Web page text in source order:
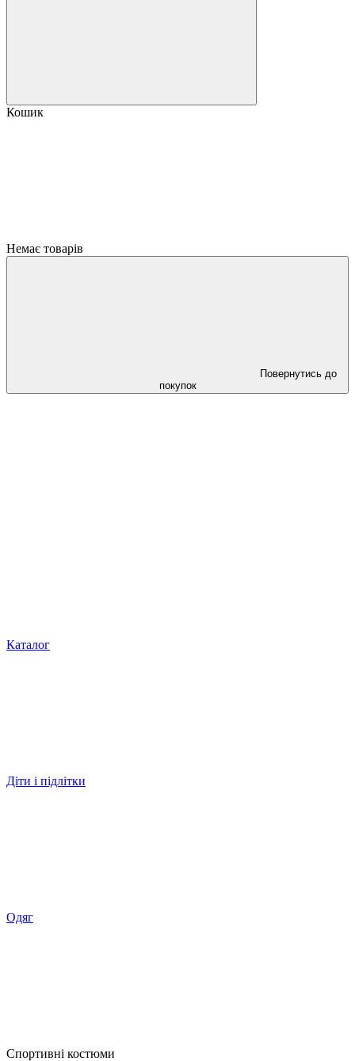
Кошик
Немає товарів
Повернутись до
покупок
Каталог
Діти і підлітки
Одяг
Спортивні костюми